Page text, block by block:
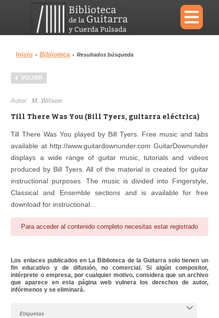
×
Menu
Biblioteca
Área personal Reproductor
Inicio › Biblioteca › Resultados búsqueda
VOLVER
Autor:M. Wilson
Till There Was You (Bill Tyers, guitarra eléctrica)
Till There Was You played by Bill Tyers. Free music and tabs
available at http://www.guitardownunder.com GuitarDownunder
displays a wide range of guitar music, tutorials and videos
produced by Bill Tyers. All of the material is created for guitar
instructional purposes. The music is divided into Fingerstyle,
Classical and Ensemble sections and is available for free
download for instructional...
Para acceder al contenido completo necesitas estar registrado
Los enlaces publicados en La Biblioteca de la Guitarra solo tienen un
fin educativo y de difusión, no comercial. Si algún compositor,
intérprete o empresa, por cualquier motivo, considera que un archivo
que aparece en esta página web vulnera los derechos de autor,
infórmenos y se eliminará.
Etiquetas